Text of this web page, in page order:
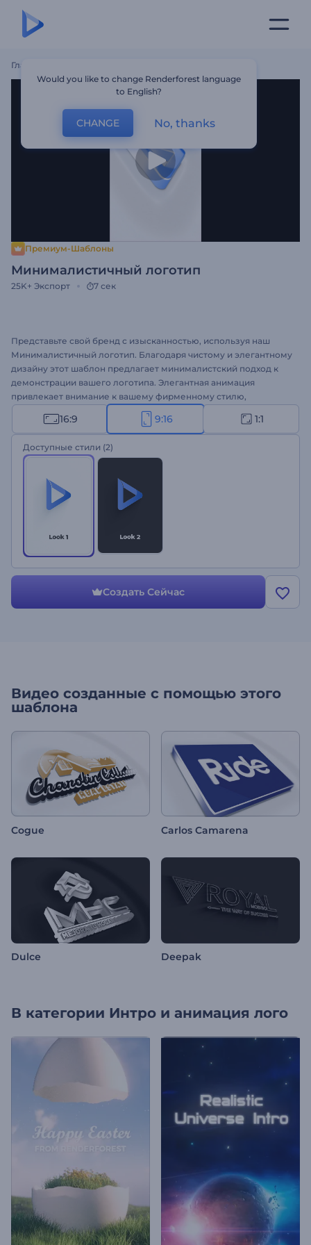
Главная
Премиум-Шаблоны
Минималистичный логотип
25K+ Экспорт 7 сек
Представьте свой бренд с изысканностью, используя наш
Минималистичный логотип. Благодаря чистому и элегантному
дизайну этот шаблон предлагает минималистский подход к
демонстрации вашего логотипа. Элегантная анимация
привлекает внимание к вашему фирменному стилю,
обеспечивая отточенную и профессиональную презентацию.
Настройте шаблон под свой логотип, теглайн и фоновую
музыку, чтобы создать запоминающееся первое впечатление
у зрителей. Идеально подходит для корпоративных интро,
других проектов. Создайте шаблон прямо сейчас и
посмотрите, как стильно оживает ваш логотип!
16:9 9:16 1:1
Доступные стили (2)
Создать Сейчас
Видео созданные с помощью этого
шаблона
Cogue Carlos Camarena
Dulce Deepak
В категории Интро и анимация лого
Would you like to change Renderforest language
to English?
CHANGE No, thanks